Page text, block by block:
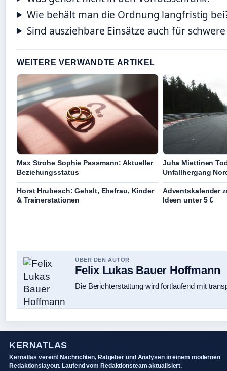
Wie behält man die Ordnung langfristig
Sind ausziehbare Einsätze auch für
WEITERE VERWANDTE ARTIKEL
Max Strohe Sophie Passmann: Aktueller
Beziehungsstatus
Juha Miettinen
Unfallhergang
Horst Hrubesch: Gehalt, Ehefrau, Kinder
& Trainerstationen
Adventskalender
Ideen unter 5 €
UBER DEN AUTOR
Felix Lukas Bauer Hoffmann
Die Berichterstattung wird fortlaufend mit
KERNATLAS
Kernatlas vereint Nachrichten, Ratgeber und Analysen in einem modernen
Redaktionslayout. Laufend vom Redaktionsteam aktualisiert.